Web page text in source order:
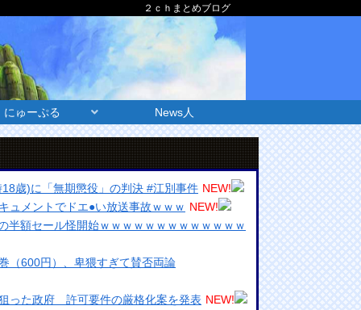
２ｃｈまとめブログ
にゅーぷる News人
歳)に「無期懲役」の判決 #江別事件 NEW!
ュメントでドエ●い放送事故ｗｗｗ NEW!
半額セール怪開始ｗｗｗｗｗｗｗｗｗｗｗｗｗ
（600円）、卑猥すぎて賛否両論
った政府 許可要件の厳格化案を発表 NEW!